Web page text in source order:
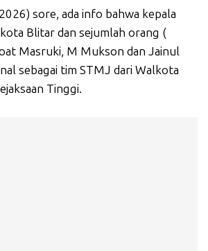
sore, ada info bahwa kepala
Blitar dan sejumlah orang (
Masruki, M Mukson dan Jainul
sebagai tim STMJ dari Walkota
Tinggi.